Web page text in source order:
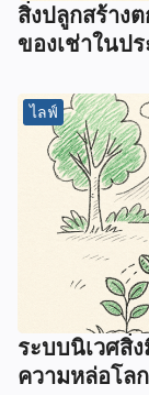
สิ่งปลูกสร้าง
ของเช่าในป
ไลฟ์
ระบบนิเวศสิ่
ความหล่อโล